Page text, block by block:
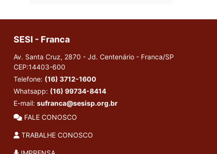
SESI - Franca
Av. Santa Cruz, 2870 - Jd. Centenário - Franca/SP
CEP:14403-600
Telefone: (16) 3712-1600
Whatsapp: (16) 99734-8414
E-mail: sufranca@sesisp.org.br
FALE CONOSCO
TRABALHE CONOSCO